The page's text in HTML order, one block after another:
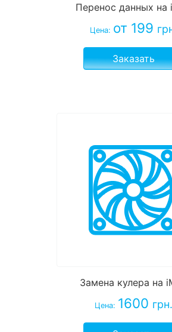
Перенос данных на
Цена: от 199
Заказать
Замена кулера на
Цена: 1600 грн.